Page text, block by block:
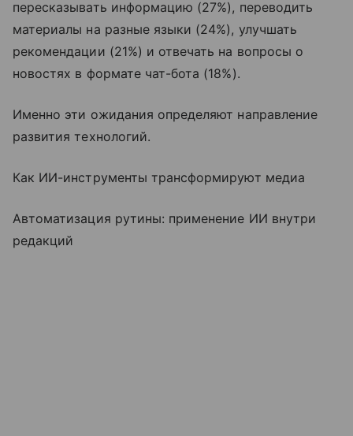
пересказывать информацию (27%), переводить
материалы на разные языки (24%), улучшать
рекомендации (21%) и отвечать на вопросы о
новостях в формате чат-бота (18%).
Именно эти ожидания определяют направление
развития технологий.
Как ИИ-инструменты трансформируют медиа
Автоматизация рутины: применение ИИ внутри
редакций